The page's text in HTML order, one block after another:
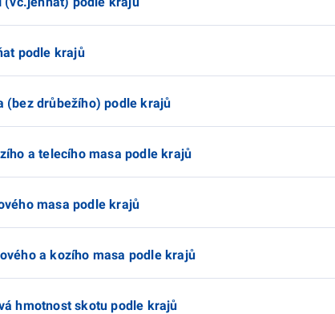
podle krajů
(bez drůbežího) podle krajů
a telecího masa podle krajů
masa podle krajů
a kozího masa podle krajů
hmotnost skotu podle krajů